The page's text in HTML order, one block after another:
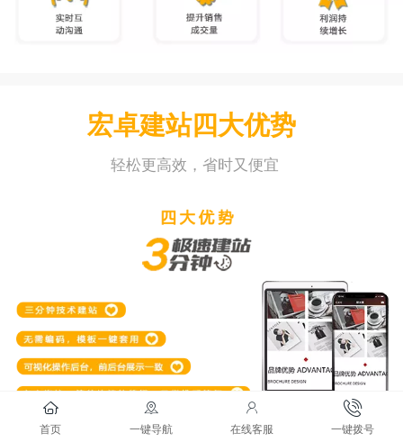
宏卓建站四大优势
轻松更高效，省时又便宜
首页 一键导航 在线客服 一键拨号